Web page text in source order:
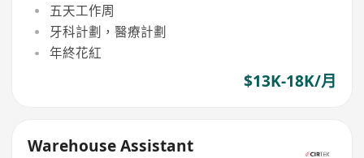
五天工作周
牙科計劃，醫療計劃
年終花紅
$13K-18K/月
Warehouse Assistant